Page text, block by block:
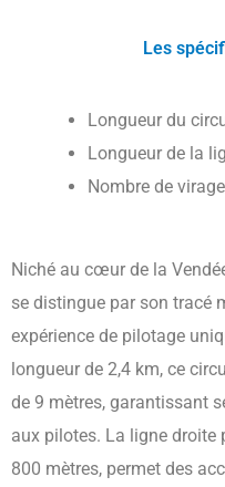
Les
Longueur du
Longueur de la
Nombre de
Niché au cœur de la
se distingue par son tracé
expérience de pilotage
longueur de 2,4 km, ce
de 9 mètres, garantissant
aux pilotes. La ligne droite
800 mètres, permet des